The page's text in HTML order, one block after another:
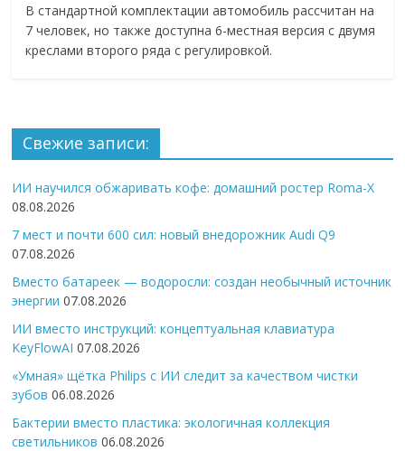
В стандартной комплектации автомобиль рассчитан на
7 человек, но также доступна 6-местная версия с двумя
креслами второго ряда с регулировкой.
Свежие записи:
ИИ научился обжаривать кофе: домашний ростер Roma-X
08.08.2026
7 мест и почти 600 сил: новый внедорожник Audi Q9
07.08.2026
Вместо батареек — водоросли: создан необычный источник
энергии 07.08.2026
ИИ вместо инструкций: концептуальная клавиатура
KeyFlowAI 07.08.2026
«Умная» щётка Philips с ИИ следит за качеством чистки
зубов 06.08.2026
Бактерии вместо пластика: экологичная коллекция
светильников 06.08.2026